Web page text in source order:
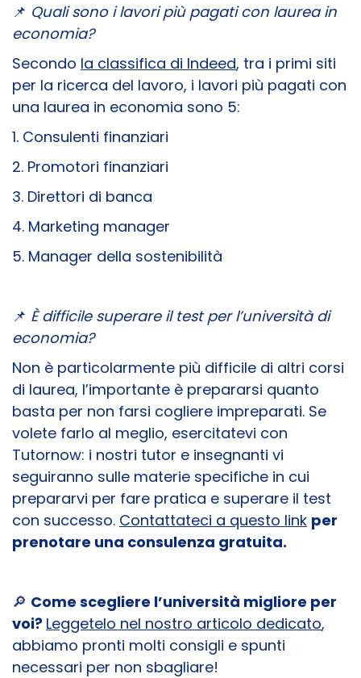
📌 Quali sono i lavori più pagati con laurea in
economia?
Secondo la classifica di Indeed, tra i primi siti
per la ricerca del lavoro, i lavori più pagati con
una laurea in economia sono 5:
1. Consulenti finanziari
2. Promotori finanziari
3. Direttori di banca
4. Marketing manager
5. Manager della sostenibilità
📌 È difficile superare il test per l’università di
economia?
Non è particolarmente più difficile di altri corsi
di laurea, l’importante è prepararsi quanto
basta per non farsi cogliere impreparati. Se
volete farlo al meglio, esercitatevi con
Tutornow: i nostri tutor e insegnanti vi
seguiranno sulle materie specifiche in cui
prepararvi per fare pratica e superare il test
con successo. Contattateci a questo link per
prenotare una consulenza gratuita.
🔎 Come scegliere l’università migliore per
voi? Leggetelo nel nostro articolo dedicato,
abbiamo pronti molti consigli e spunti
necessari per non sbagliare!